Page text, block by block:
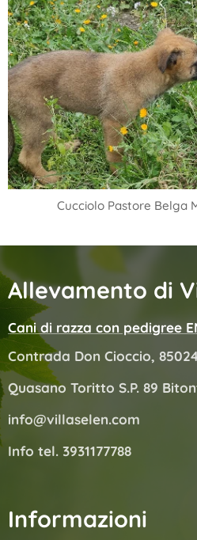
Cucciolo Pastore Belga
Allevamento di
Cani di razza con pedigree
Contrada Don Cioccio,
Quasano Toritto S.P. 89
info@villaselen.com
Info tel. 3931177788
Informazioni